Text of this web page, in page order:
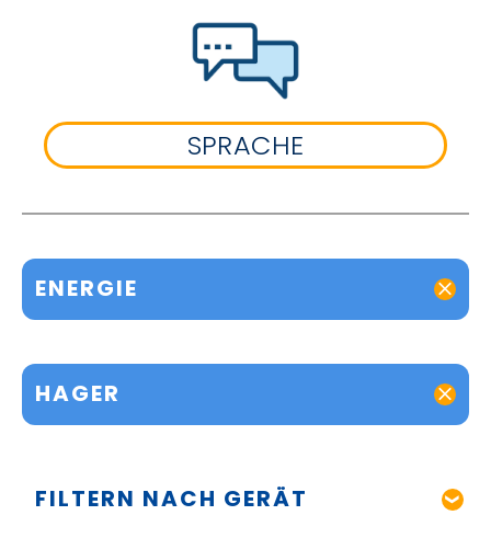
SPRACHE
ENERGIE
HAGER
FILTERN NACH GERÄT